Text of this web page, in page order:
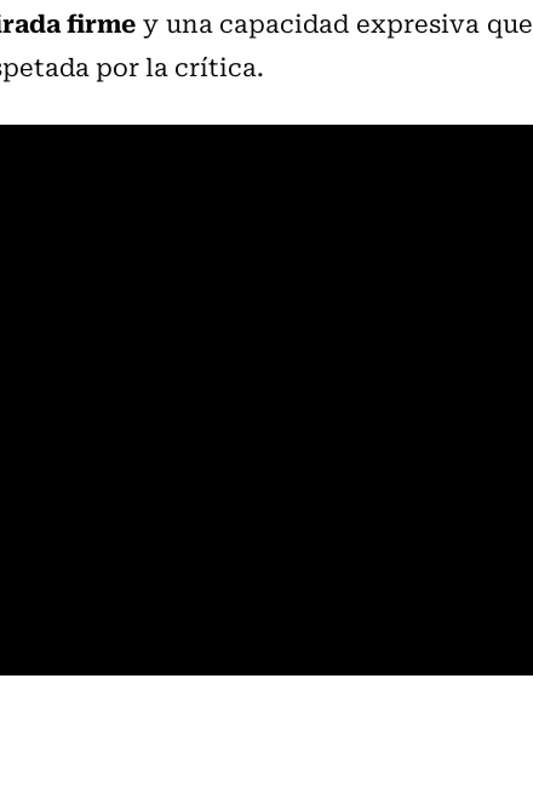
firmey una capacidad expresiva que
por la crítica.